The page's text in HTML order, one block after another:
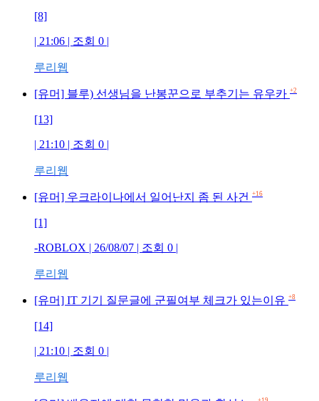
[8]
| 21:06 | 조회 0 |
루리웹
[유머] 블루) 선생님을 난봉꾼으로 부추기는 유우카 +2
[13]
| 21:10 | 조회 0 |
루리웹
[유머] 우크라이나에서 일어난지 좀 된 사건 +16
[1]
-ROBLOX | 26/08/07 | 조회 0 |
루리웹
[유머] IT 기기 질문글에 군필여부 체크가 있는이유 +8
[14]
| 21:10 | 조회 0 |
루리웹